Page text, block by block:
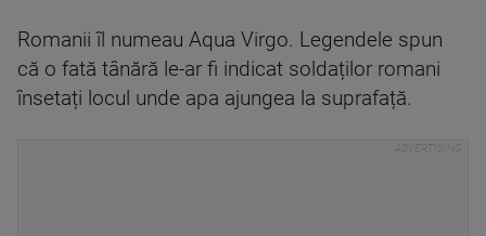
Romanii îl numeau Aqua Virgo. Legendele spun
că o fată tânără le-ar fi indicat soldaților romani
însetați locul unde apa ajungea la suprafață.